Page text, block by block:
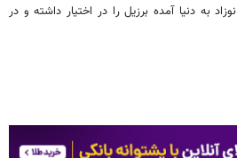
به دنیا آمده برزیل را در اختیار داشته و در